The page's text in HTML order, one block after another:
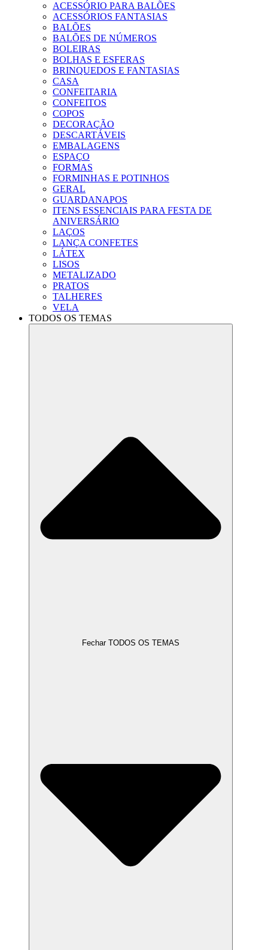
ACESSÓRIO PARA BALÕES
ACESSÓRIOS FANTASIAS
BALÕES
BALÕES DE NÚMEROS
BOLEIRAS
BOLHAS E ESFERAS
BRINQUEDOS E FANTASIAS
CASA
CONFEITARIA
CONFEITOS
COPOS
DECORAÇÃO
DESCARTÁVEIS
EMBALAGENS
ESPAÇO
FORMAS
FORMINHAS E POTINHOS
GERAL
GUARDANAPOS
ITENS ESSENCIAIS PARA FESTA DE
ANIVERSÁRIO
LAÇOS
LANÇA CONFETES
LÁTEX
LISOS
METALIZADO
PRATOS
TALHERES
VELA
TODOS OS TEMAS
Fechar TODOS OS TEMAS